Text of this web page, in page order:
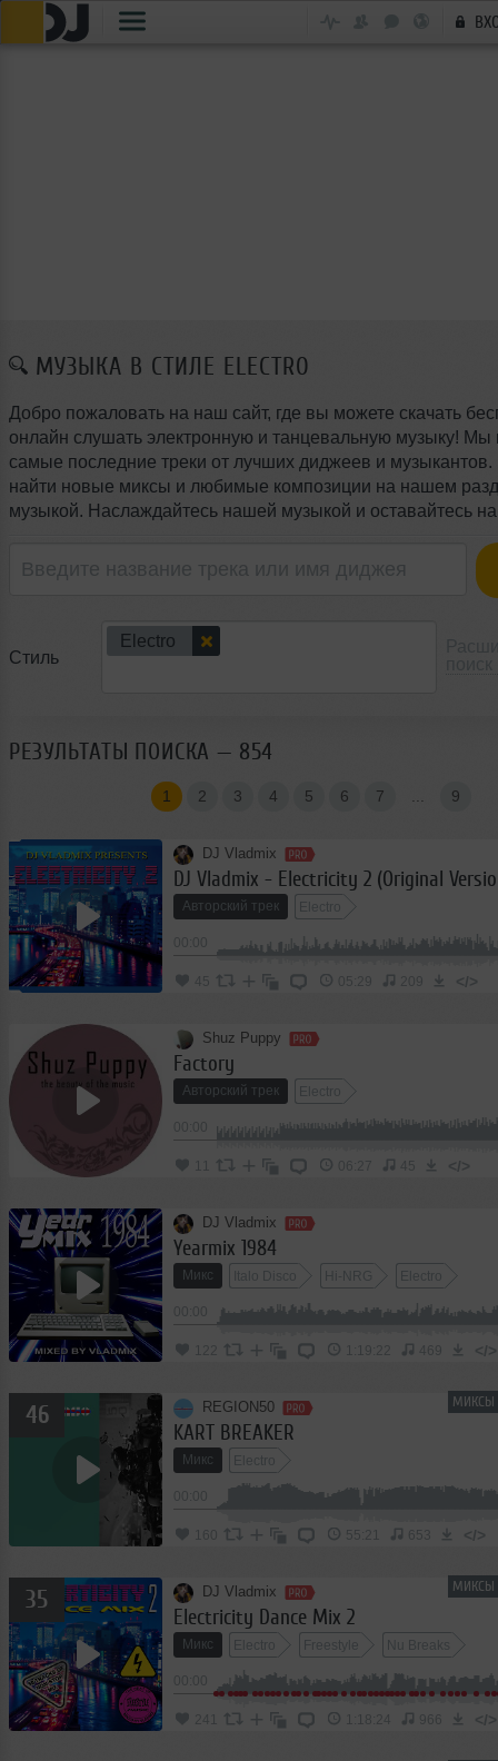
МУЗЫКА В СТИЛЕ ELECTRO
Добро пожаловать на наш сайт, где вы можете скачать
онлайн слушать электронную и танцевальную музыку! Мы
самые последние треки от лучших диджеев и
найти новые миксы и любимые композиции на нашем
музыкой. Наслаждайтесь нашей музыкой и оставайтесь
Стиль
Electro
РЕЗУЛЬТАТЫ ПОИСКА — 854
1 2 3 4 5 6 7 9
DJ Vladmix
DJ Vladmix - Electricity 2 (Original
Авторский трек Electro
45 05:29 209 </>
Shuz Puppy
Factory
Авторский трек Electro
06:27 45 </>
DJ Vladmix
Yearmix 1984
Микс Italo Disco Hi-NRG Electro
122 1:19:22 469 </>
МИКСЫ
46 REGION50
KART BREAKER
Микс Electro
160 55:21 653 </>
МИКСЫ
35 DJ Vladmix
Electricity Dance Mix 2
Микс Electro Freestyle Nu Breaks
241 1:18:24 966 </>